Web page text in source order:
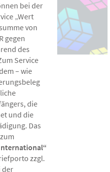
bei der
„Wert
von
gegen
des
Service
– wie
die
und die
Das
zzgl.
der